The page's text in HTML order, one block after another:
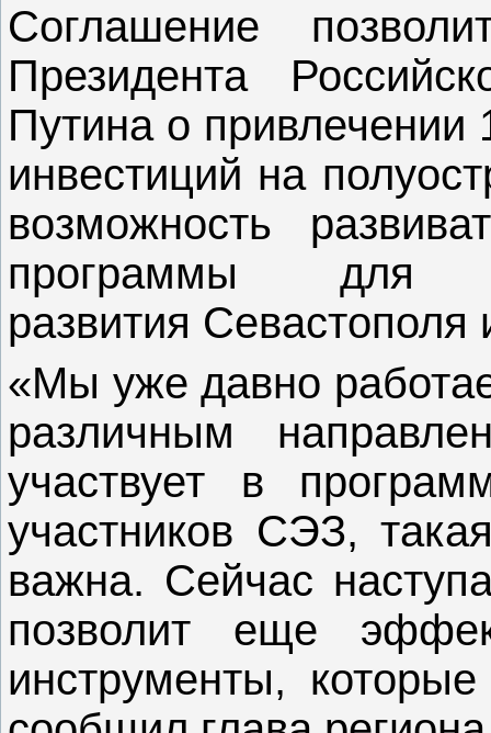
Соглашение
Президента
Путина о привлечении
инвестиций на
возможность
программы для
развития
«Мы уже давно
различным
участвует в
участников СЭЗ,
важна. Сейчас
позволит еще
инструменты,